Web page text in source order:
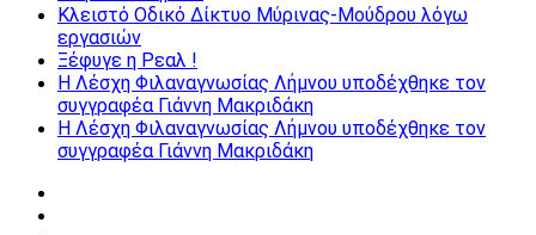
Κλειστό Οδικό Δίκτυο Μύρινας-Μούδρου λόγω
εργασιών
Ξέφυγε η Ρεαλ !
Η Λέσχη Φιλαναγνωσίας Λήμνου υποδέχθηκε τον
συγγραφέα Γιάννη Μακριδάκη
Η Λέσχη Φιλαναγνωσίας Λήμνου υποδέχθηκε τον
συγγραφέα Γιάννη Μακριδάκη